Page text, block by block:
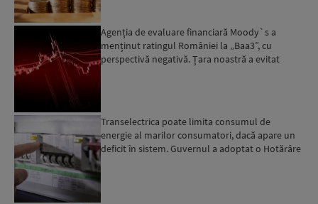
Agenția de evaluare financiară Moody`s a
menținut ratingul României la „Baa3”, cu
perspectivă negativă. Țara noastră a evitat
Transelectrica poate limita consumul de
energie al marilor consumatori, dacă apare un
deficit în sistem. Guvernul a adoptat o Hotărâre